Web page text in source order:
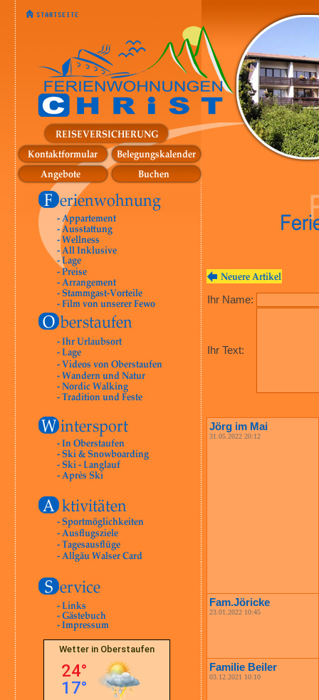
Ihr Name:
Ihr Text:
Jörg im Mai
31.05.2022 20:12
Fam.Jöricke
23.01.2022 10:45
Familie Beiler
03.12.2021 10:10